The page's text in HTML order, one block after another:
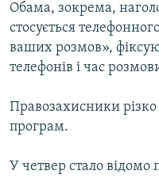
Обама, зокрема,
стосується
ваших розмов»,
телефонів і час
Правозахисники
програм.
У четвер стало відомо